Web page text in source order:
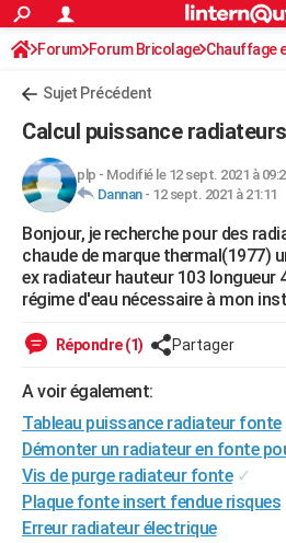
ACTUALITÉS
Politique
Société
Faits Divers
Education
Monde
Villes
+
FINANCE
Retraite
Impôts
Epargne
Immobilier
Risques naturels par ville
Banque
Assurance
Crédit
AUTO
Essais
Réserver un essai
Citadines
Berlines
SUV
Forum auto
+HIGH-TECH
Mobiles
Meilleur smartphone
Internet
Ordinateurs
Jeux vidéo
Guide high-tech
+BRICOLAGE
Forum
Aménagement intérieur
Extérieur
Cuisine
Salle de bains
Jardinage
Rangement
WEEK-END
LIFESTYLE
Art de vivre
Bien-être
Loisirs
Mode
Modes de vie
SANTE
Alimentation
Guide de la santé
Maladies
Médicaments
Sommeil
VOYAGE
Destinations
City break
Voyage nature
Voyage de noces
Forum
Climat
+PHOTO
S'inscrire
Forum Forum Bricolage Chauffage
Sujet Précédent
Calcul puissance radiateurs
plp - Modifié le 12 sept. 2021 à
Dannan- 12 sept. 2021 à 21:11
Bonjour, je recherche pour des
chaude de marque thermal(1977)
ex radiateur hauteur 103 longueur
régime d'eau nécessaire à mon
Répondre (1) Partager
A voir également:
Tableau puissance radiateur fonte
Démonter un radiateur en fonte
Vis de purge radiateur fonte ✓
Plaque fonte insert fendue risques
Erreur radiateur électrique